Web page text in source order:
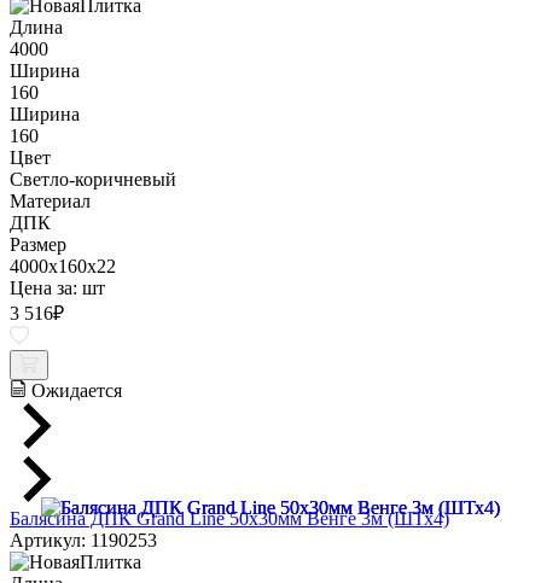
Длина
4000
Ширина
160
Ширина
160
Цвет
Светло-коричневый
Материал
ДПК
Размер
4000x160x22
Цена за: шт
3 516₽
Ожидается
Балясина ДПК Grand Line 50х30мм Венге 3м (ШТх4)
Артикул: 1190253